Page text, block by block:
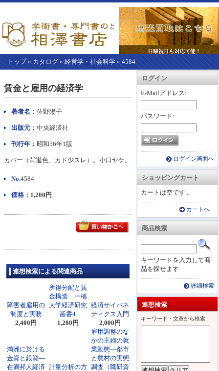
トップ» カタログ » 経営学・社会科学 » 4584
カートを見る
ログイン
E-Mailアドレス:
パスワード:
ログイン画面へ
ショッピングカート
カートは空です...
カートへ...
商品検索
キーワードを入力して商
品を探せます
詳細検索
連想検索
キーワード・文章から検索！
こ
か
本
賃金と雇用の経済学
著者名： 佐野陽子
出版元： 中央経済社
刊行年： 昭和56年1版
カバー（背退色、カド少スレ）。小口ヤケ。
No.4584
価格： 1,200円
連想検索による関連商品
障害者雇用の
制度と実務
2,400円
所得分配と賃
金構造 一橋
大学経済研究
叢書4
1,200円
経済サイバネ
ティクス入門
2,000円
満洲に於ける
金資と銀資―
在満邦人経済 計量分析の方
雇用調整のな
かの主婦の就
業動態―都市
と農村の実態
調査（職研資